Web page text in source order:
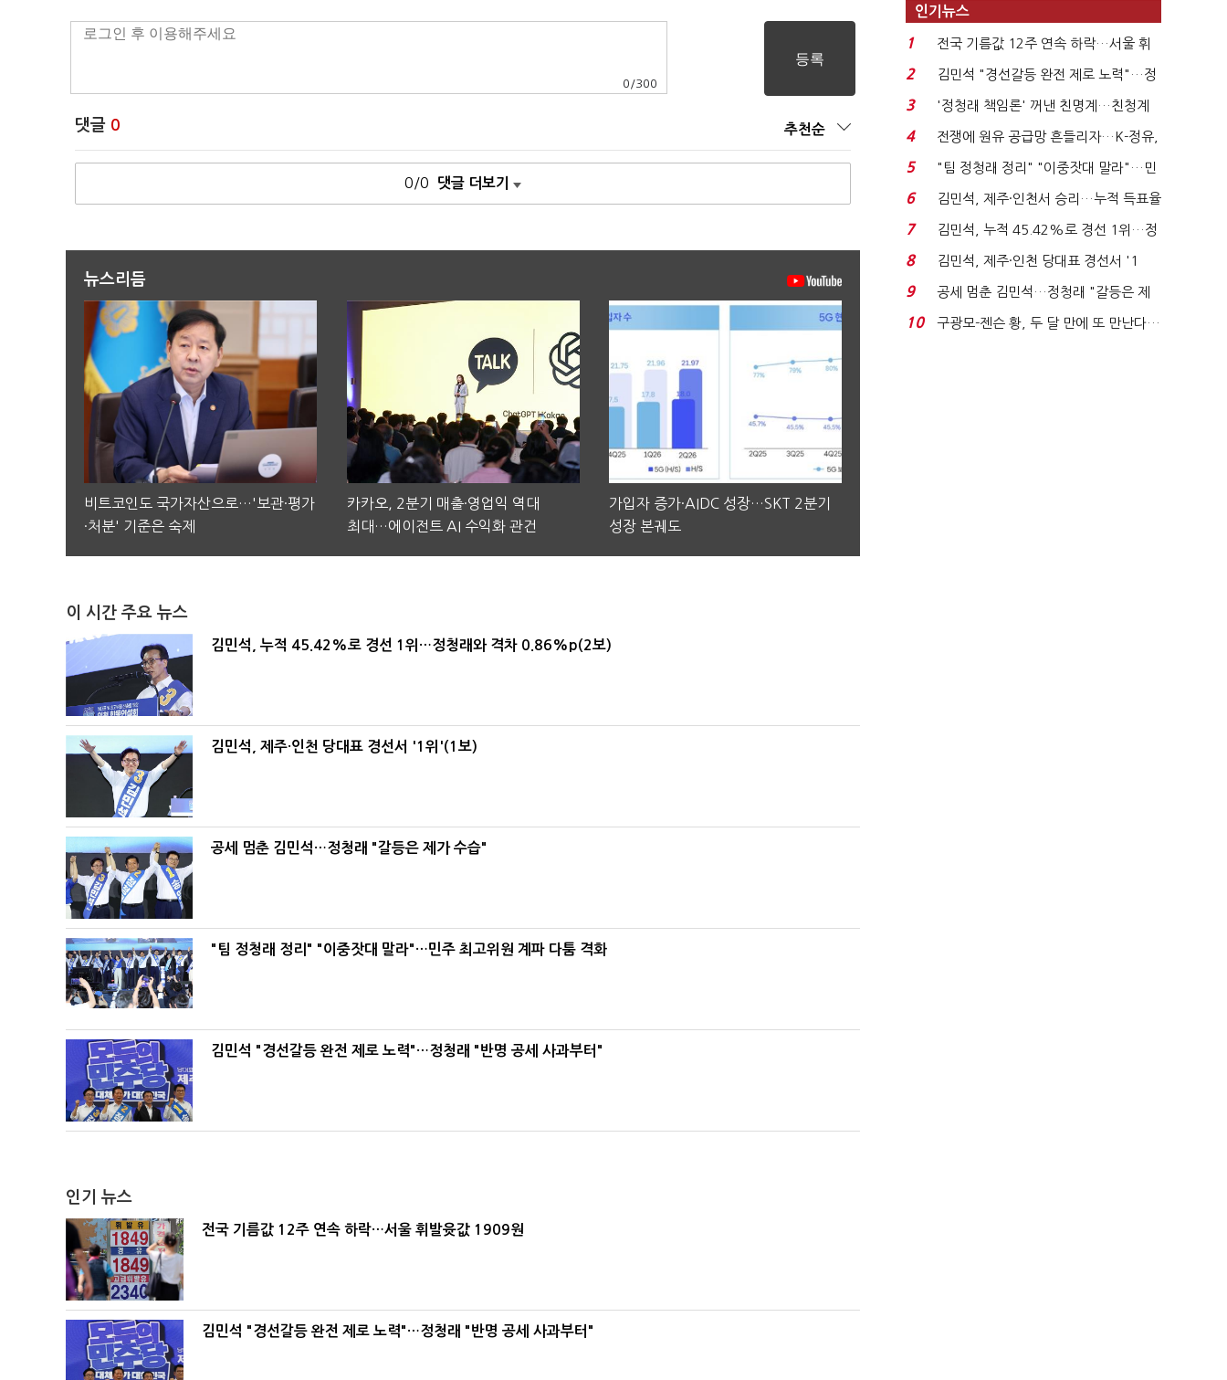
0 /300
댓글 0 추천순
0/0 댓글 더보기
뉴스리듬
비트코인도 국가자산으로…'보관·평가
·처분' 기준은 숙제
카카오, 2분기 매출·영업익 역대
최대…에이전트 AI 수익화 관건
가입자 증가·AIDC 성장…SKT 2분기
성장 본궤도
이 시간 주요 뉴스
김민석, 누적 45.42%로 경선 1위…정청래와 격차 0.86%p(2보)
김민석, 제주·인천 당대표 경선서 '1위'(1보)
공세 멈춘 김민석…정청래 "갈등은 제가 수습"
"팀 정청래 정리" "이중잣대 말라"…민주 최고위원 계파 다툼 격화
김민석 "경선갈등 완전 제로 노력"…정청래 "반명 공세 사과부터"
인기 뉴스
전국 기름값 12주 연속 하락…서울 휘발윳값 1909원
김민석 "경선갈등 완전 제로 노력"…정청래 "반명 공세 사과부터"
인기뉴스
1
전국 기름값 12주 연속 하락…서울 휘
발윳값 1909원...
2
김민석 "경선갈등 완전 제로 노력"…정
청래 "반명 공세 사...
3
'정청래 책임론' 꺼낸 친명계…친청계
는 추가투표 때리기...
4
전쟁에 원유 공급망 흔들리자…K-정유,
에너지안보 핵심...
5
"팀 정청래 정리" "이중잣대 말라"…민
주 최고위원 계파 다...
6
김민석, 제주·인천서 승리…누적 득표율
'1위 탈환'(종합)...
7
김민석, 누적 45.42%로 경선 1위…정
청래와 격차 0.86%p(...
8
김민석, 제주·인천 당대표 경선서 '1
위'(1보)...
9
공세 멈춘 김민석…정청래 "갈등은 제
가 수습"
10
구광모-젠슨 황, 두 달 만에 또 만난다…